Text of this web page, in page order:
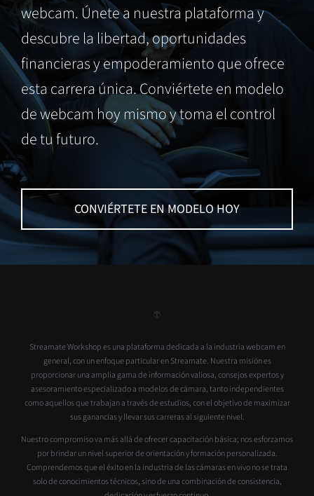
webcam. Únete a nuestra plataforma y
descubre la libertad, oportunidades
financieras y empoderamiento que ofrece
esta carrera única. Conviértete en modelo
de webcam hoy mismo y toma el control
de tu futuro.
CONVIÉRTETE EN MODELO HOY
Streamate Workshop es una plataforma dedicada a la industria webcam en
general, con un enfoque particular en Streamate. Nuestra misión es
proporcionar una amplia gama de información valiosa, consejos expertos y
asesoramiento especializado a modelos de cámara, tanto independientes
como aquellos que trabajan a través de estudios, con el objetivo de maximizar
sus ganancias y llevar sus carreras al siguiente nivel.
Nuestro compromiso va más allá de ofrecer capacitación básica; nos esforzamos
por brindar un nivel superior de orientación y formación personalizada.
Comprendemos que el éxito en la industria de las cámaras en vivo no se trata
solo de conocimientos técnicos, sino de una combinación de consistencia,